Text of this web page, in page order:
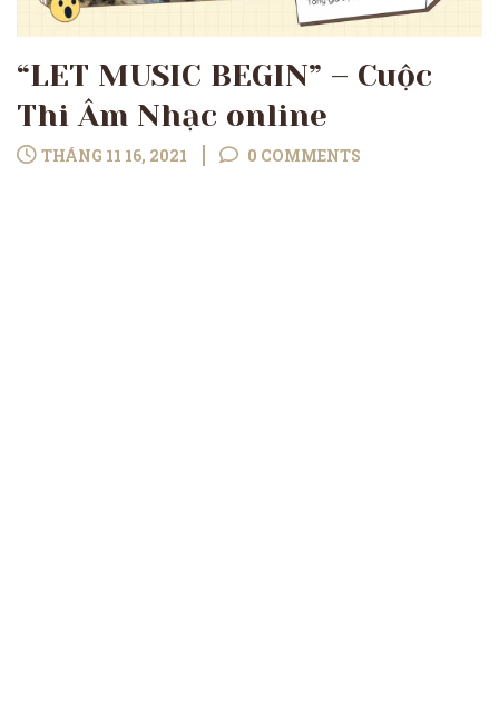
“LET MUSIC BEGIN” – Cuộc
Thi Âm Nhạc online
THÁNG 11 16, 2021 0 COMMENTS